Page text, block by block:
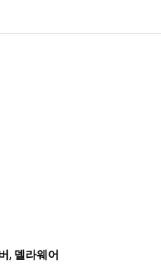
, 델라웨어